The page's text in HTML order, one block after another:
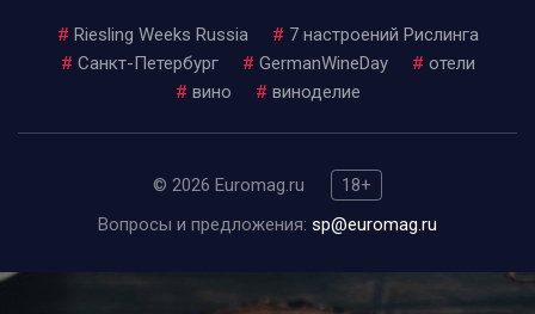
# Riesling Weeks Russia # 7 настроений Рислинга
# Санкт-Петербург # GermanWineDay # отели
# вино # виноделие
© 2026 Euromag.ru
18+
Вопросы и предложения: sp@euromag.ru